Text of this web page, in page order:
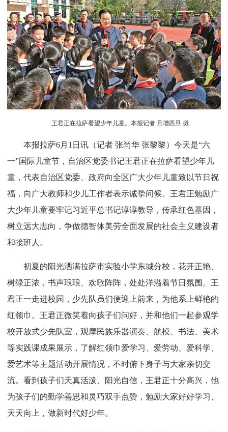
王君正在拉萨看望少年儿童。本报记者 旦增西旦 摄
本报拉萨6月1日讯（记者 张尚华 张黎黎）今天是“六
一”国际儿童节，自治区党委书记王君正在拉萨看望少年儿
童，代表自治区党委、政府向全区广大少年儿童致以节日祝
福，向广大教师和少儿工作者表示诚挚问候。王君正勉励广
大少年儿童要牢记习近平总书记谆谆教导，传承红色基因，
树立远大志向，争做德智体美劳全面发展的社会主义建设者
和接班人。
初夏的阳光洒满拉萨市实验小学东城分校，花开正艳、
树绿正浓，书声琅琅、欢歌阵阵，处处洋溢着节日氛围。王
君正一走进校园，少先队员们便迎上前来，为他系上鲜艳的
红领巾。王君正微笑着向孩子们问好，并和他们一起参观学
校开放式少先队室，观摩民族乐器演奏、航模、书法、美术
等实践课成果展示，了解红领巾爱学习、爱劳动、爱科学、
爱艺术等主题活动开展情况，不时俯下身子与大家亲切交
流。看到孩子们天真活泼、阳光自信，王君正十分高兴，他
为孩子们的勤学善思和灵巧双手点赞，勉励大家好好学习、
天天向上，做新时代好少年。